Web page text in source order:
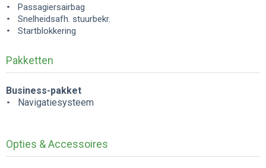
Passagiersairbag
Snelheidsafh. stuurbekr.
Startblokkering
Pakketten
Business-pakket
Navigatiesysteem
Opties & Accessoires